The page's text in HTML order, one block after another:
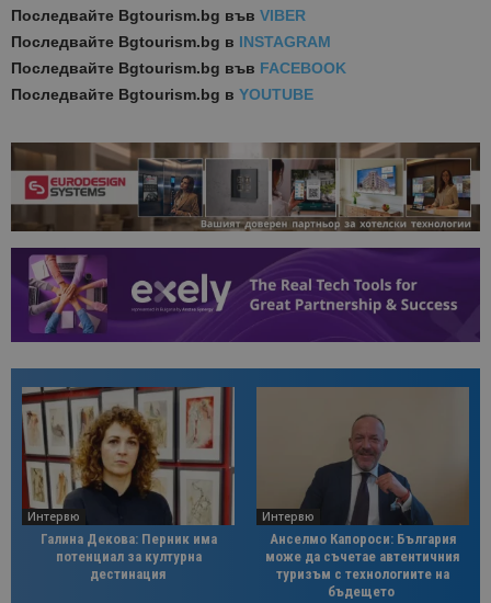
Последвайте Bgtourism.bg във VIBER
Последвайте Bgtourism.bg в INSTAGRAM
Последвайте Bgtourism.bg във FACEBOOK
Последвайте Bgtourism.bg в YOUTUBE
Интервю
Галина Декова: Перник има
потенциал за културна
дестинация
Интервю
Анселмо Капороси: България
може да съчетае автентичния
туризъм с технологиите на
бъдещето